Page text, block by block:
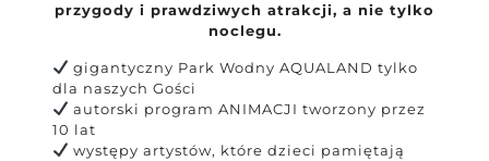
przygody i prawdziwych atrakcji, a nie tylko
noclegu.
gigantyczny Park Wodny AQUALAND tylko
dla naszych Gości
autorski program ANIMACJI tworzony przez
10 lat
występy artystów, które dzieci pamiętają